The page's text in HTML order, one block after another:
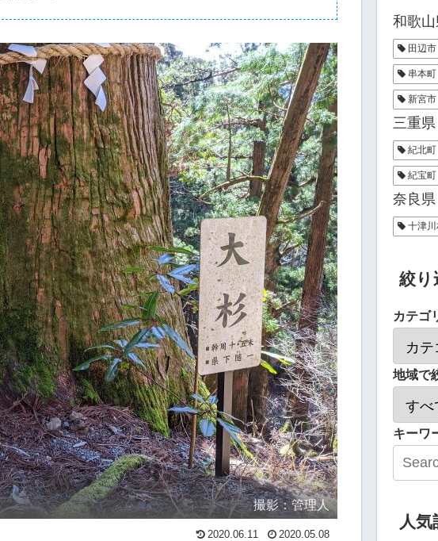
撮影：管理人
2020.06.11 2020.05.08
和歌
田辺市
串本町
新宮市
三重県
紀北町
紀宝町
奈良県
十津
絞り
カテゴ
地域で
キーワ
人気